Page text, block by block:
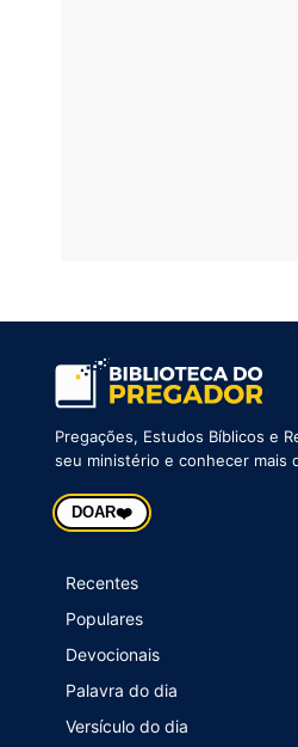
Pregações, Estudos Bíblicos e
seu ministério e conhecer mais
DOAR❤️
Recentes
Populares
Devocionais
Palavra do dia
Versículo do dia